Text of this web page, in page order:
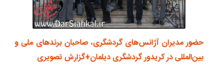
حضور مدیران آژانس‌های گردشگری، صاحبان برندهای ملی و
بین‌المللی در کریدور گردشگری دیلمان+گزارش تصویری